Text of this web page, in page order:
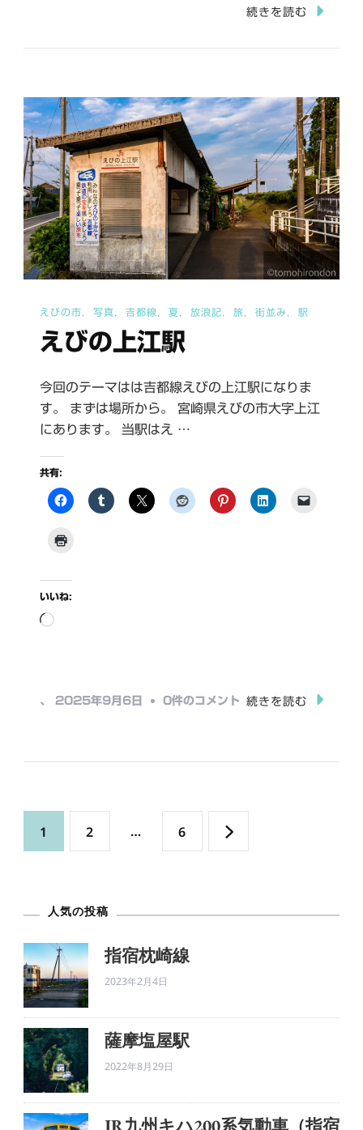
Ⅱ(お
ん
じ
食
宿
崎
線
別
運
行)
続きを読む
えびの市 写真 吉都線 夏 放浪記 旅 街並み 駅
えびの上江駅
今回のテーマはは吉都線えびの上江駅になりま
す。 まずは場所から。 宮崎県えびの市大字上江
にあります。 当駅はえ …
共有:
いいね:
読
中…
、 2025年9月6日 え
0件のコメント 続きを読む
投
の
ペ
ー
ジ
送
り
固
ペ
ー
ジ
1 固
ペ
ー
ジ
2 … 固
ペ
ー
6
人気の投稿
指宿枕崎線
2023年2月4日
薩摩塩屋駅
2022年8月29日
JR九州キハ200系気動車（指宿